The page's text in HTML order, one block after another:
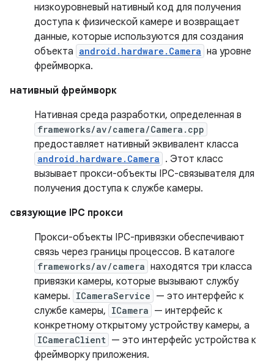
низкоуровневый нативный код для получения
доступа к физической камере и возвращает
данные, которые используются для создания
объекта android.hardware.Camera на уровне
фреймворка.
нативный фреймворк
Нативная среда разработки, определенная в
frameworks/av/camera/Camera.cpp
предоставляет нативный эквивалент класса
android.hardware.Camera . Этот класс
вызывает прокси-объекты IPC-связывателя для
получения доступа к службе камеры.
связующие IPC прокси
Прокси-объекты IPC-привязки обеспечивают
связь через границы процессов. В каталоге
frameworks/av/camera находятся три класса
привязки камеры, которые вызывают службу
камеры. ICameraService — это интерфейс к
службе камеры, ICamera — интерфейс к
конкретному открытому устройству камеры, а
ICameraClient — это интерфейс устройства к
фреймворку приложения.